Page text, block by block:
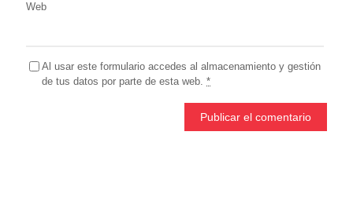
Web
Al usar este formulario accedes al almacenamiento y gestión
de tus datos por parte de esta web. *